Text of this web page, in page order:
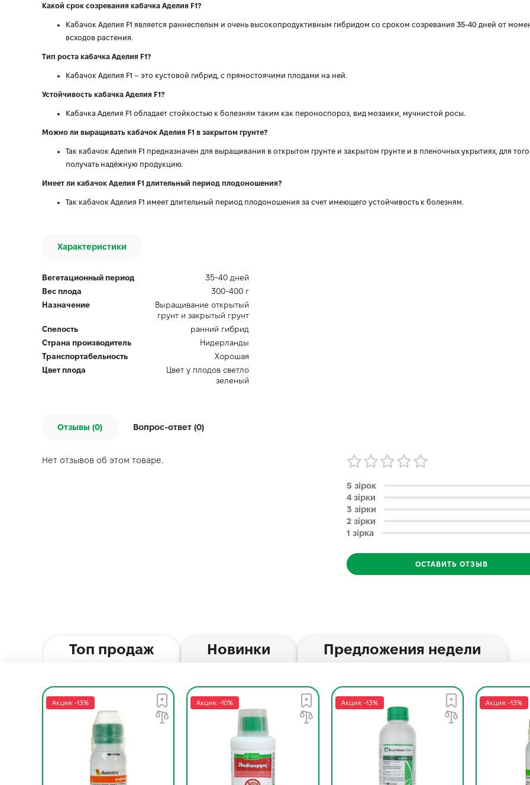
Какой срок созревания кабачка Аделия F1?
Кабачок Аделия F1 является раннеспелым и очень высокопродуктивным гибридом со сроком созревания 35-40 дней от
всходов растения.
Тип роста кабачка Аделия F1?
Кабачок Аделия F1 – это кустовой гибрид, с прямостоячими плодами на ней.
Устойчивость кабачка Аделия F1?
Кабачка Аделия F1 обладает стойкостью к болезням таким как пероноспороз, вид мозаики, мучнистой росы.
Можно ли выращивать кабачок Аделия F1 в закрытом грунте?
Так кабачок Аделия F1 предназначен для выращивания в открытом грунте и закрытом грунте и в пленочных укрытиях, для
получать надёжную продукцию.
Имеет ли кабачок Аделия F1 длительный период плодоношения?
Так кабачок Аделия F1 имеет длительный период плодоношения за счет имеющего устойчивость к болезням.
Характеристики
Вегетационный период
35-40 дней
Вес плода
300-400 г
Назначение
Выращивание открытый
грунт и закрытый грунт
Спелость
ранний гибрид
Страна производитель
Нидерланды
Транспортабельность
Хорошая
Цвет плода
Цвет у плодов светло
зеленый
Отзывы (0) Вопрос-ответ (0)
Нет отзывов об этом товаре.
5 зірок
4 зірки
3 зірки
2 зірки
1 зірка
ОСТАВИТЬ ОТЗЫВ
Топ продаж Новинки Предложения недели
Акция: -13% Акция: -10% Акция: -13% Акция: -13%